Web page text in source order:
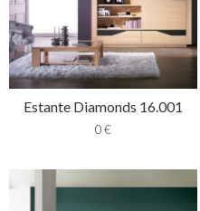
Estante Diamonds 16.001
0€